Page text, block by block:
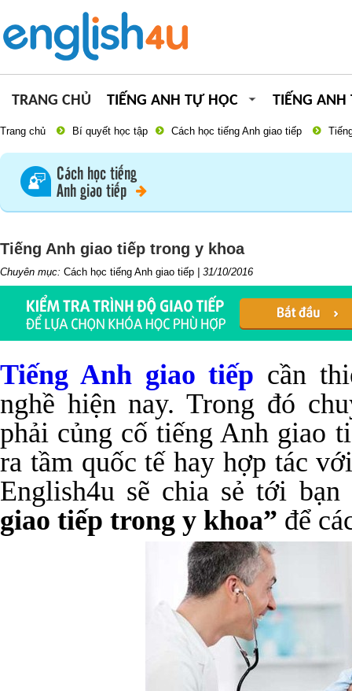
TRANG CHỦ TIẾNG ANH TỰ HỌC TIẾNG ANH
Trang chủ Bí quyết học tập Cách học tiếng Anh giao tiếp
Cách học tiếng
Anh giao tiếp
Tiếng Anh giao tiếp trong y khoa
Chuyên mục: Cách học tiếng Anh giao tiếp 31/10/2016
Tiếng Anh giao tiếp cần
nghề hiện nay. Trong đó
phải củng cố tiếng Anh giao
ra tầm quốc tế hay hợp tác
English4u sẽ chia sẻ tới bạn
giao tiếp trong y khoa” để